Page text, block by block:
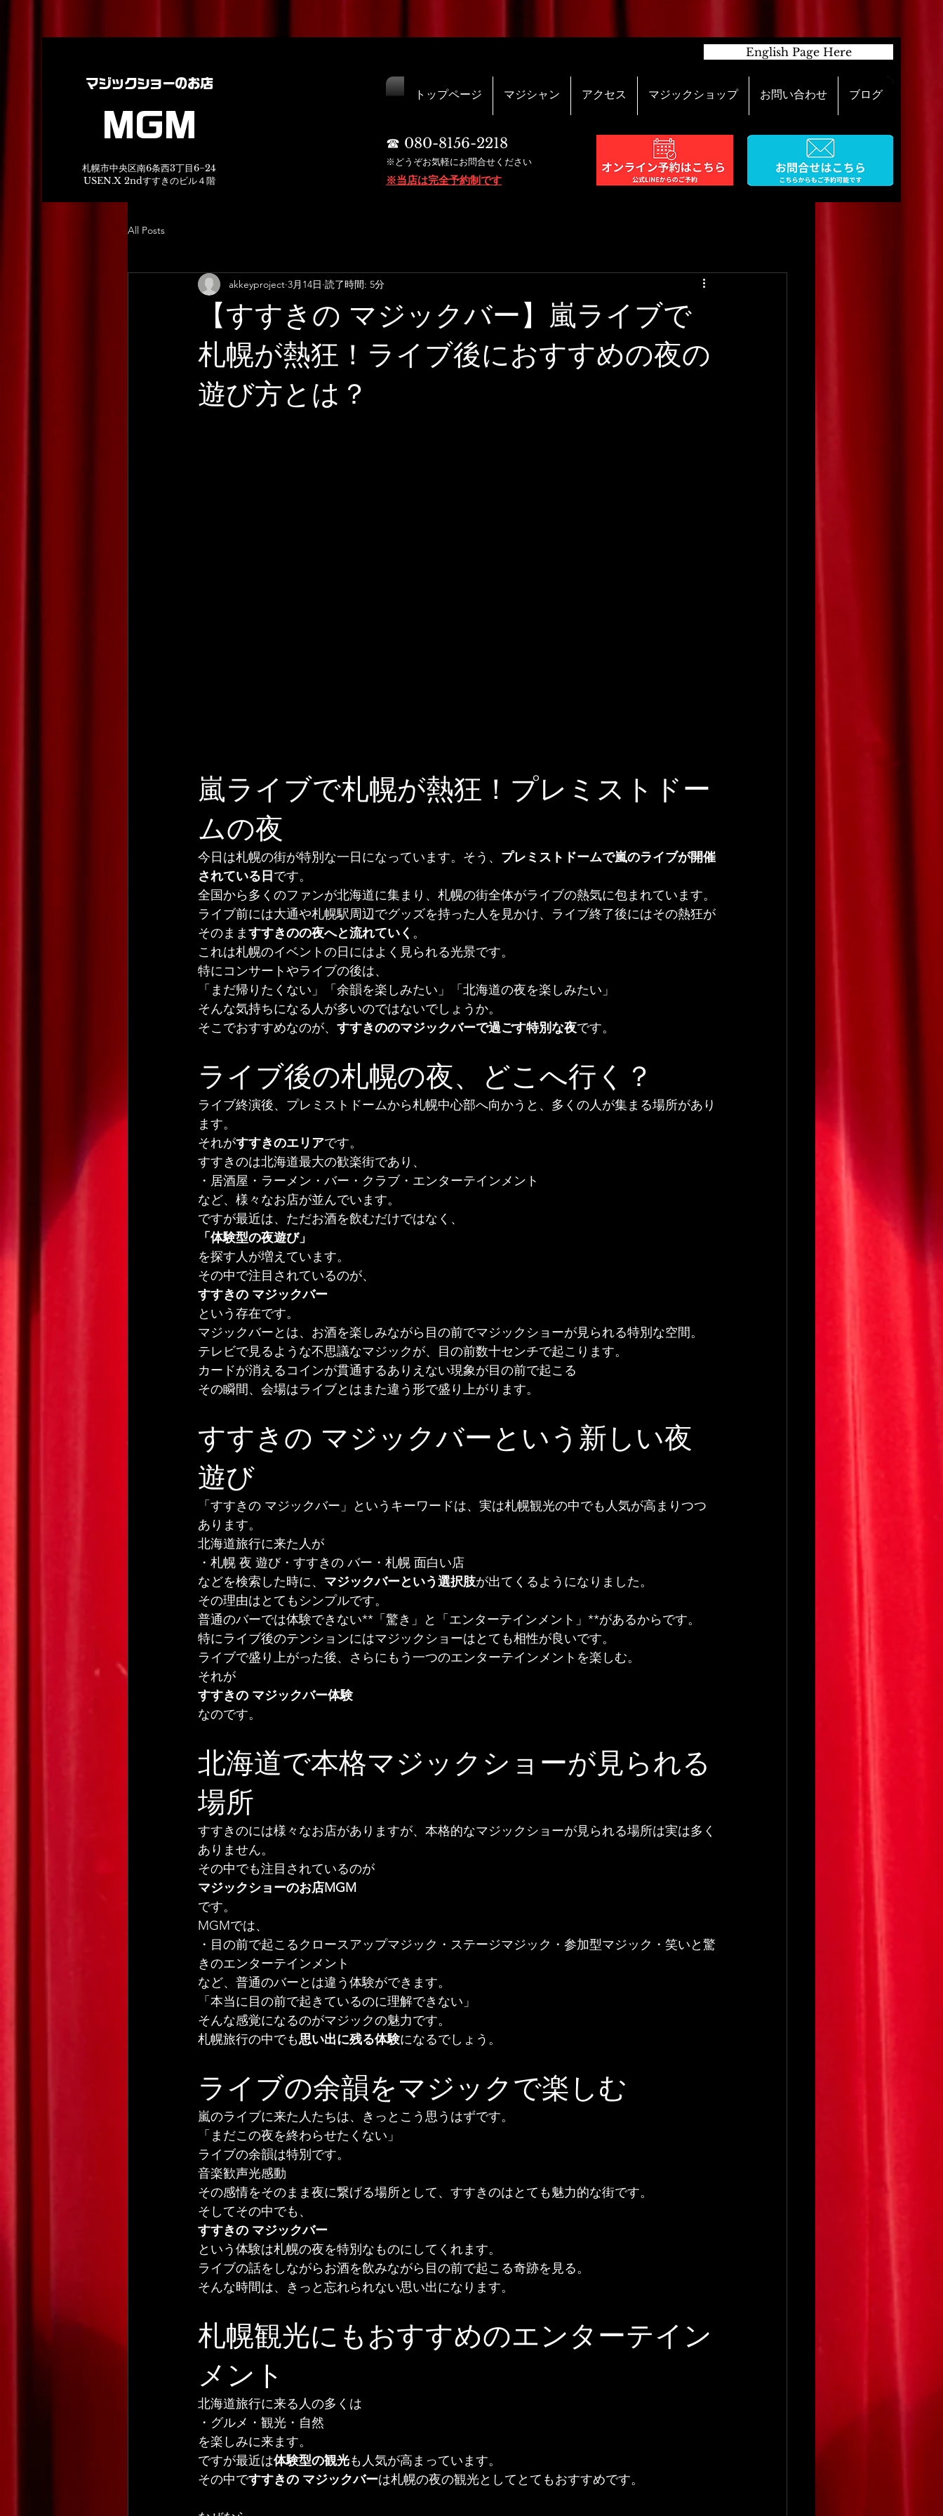
マジックショーのお店
MGM
札幌市中央区南6条西3丁目6−24
USEN.X 2ndすすきのビル４階
English Page Here
トップページ マジシャン アクセス マジックショップ お問い合わせ ブログ
☎︎ 080-8156-2218
※どうぞお気軽にお問合せください
※当店は完全予約制です
All Posts
【すすきの マジックバー】嵐ライブで
札幌が熱狂！ライブ後におすすめの夜の
遊び方とは？
akkeyproject 3月14日 読了時間: 5分
嵐ライブで札幌が熱狂！プレミストドー
ムの夜
今日は札幌の街が特別な一日になっています。そう、 プレミストドームで嵐のライブが開催
されている日 です。
全国から多くのファンが北海道に集まり、札幌の街全体がライブの熱気に包まれています。
ライブ前には大通や札幌駅周辺でグッズを持った人を見かけ、ライブ終了後にはその熱狂が
そのまますすきのの夜へと流れていく 。
これは札幌のイベントの日にはよく見られる光景です。
特にコンサートやライブの後は、
「まだ帰りたくない」「余韻を楽しみたい」「北海道の夜を楽しみたい」
そんな気持ちになる人が多いのではないでしょうか。
そこでおすすめなのが、 すすきののマジックバーで過ごす特別な夜です。
ライブ後の札幌の夜、どこへ行く？
ライブ終演後、プレミストドームから札幌中心部へ向かうと、多くの人が集まる場所があり
ます。
それがすすきのエリアです。
すすきのは北海道最大の歓楽街であり、
・居酒屋・ラーメン・バー・クラブ・エンターテインメント
など、様々なお店が並んでいます。
ですが最近は、ただお酒を飲むだけではなく、
「体験型の夜遊び」
を探す人が増えています。
その中で注目されているのが、
すすきの マジックバー
という存在です。
マジックバーとは、お酒を楽しみながら目の前でマジックショーが見られる特別な空間。
テレビで見るような不思議なマジックが、目の前数十センチで起こります。
カードが消えるコインが貫通するありえない現象が目の前で起こる
その瞬間、会場はライブとはまた違う形で盛り上がります。
すすきの マジックバーという新しい夜
遊び
「すすきの マジックバー」というキーワードは、実は札幌観光の中でも人気が高まりつつ
あります。
北海道旅行に来た人が
・札幌 夜 遊び・すすきの バー・札幌 面白い店
などを検索した時に、 マジックバーという選択肢が出てくるようになりました。
その理由はとてもシンプルです。
普通のバーでは体験できない**「驚き」と「エンターテインメント」**があるからです。
特にライブ後のテンションにはマジックショーはとても相性が良いです。
ライブで盛り上がった後、さらにもう一つのエンターテインメントを楽しむ。
それが
すすきの マジックバー体験
なのです。
北海道で本格マジックショーが見られる
場所
すすきのには様々なお店がありますが、本格的なマジックショーが見られる場所は実は多く
ありません。
その中でも注目されているのが
マジックショーのお店MGM
です。
MGMでは、
・目の前で起こるクロースアップマジック・ステージマジック・参加型マジック・笑いと驚
きのエンターテインメント
など、普通のバーとは違う体験ができます。
「本当に目の前で起きているのに理解できない」
そんな感覚になるのがマジックの魅力です。
札幌旅行の中でも思い出に残る体験になるでしょう。
ライブの余韻をマジックで楽しむ
嵐のライブに来た人たちは、きっとこう思うはずです。
「まだこの夜を終わらせたくない」
ライブの余韻は特別です。
音楽歓声光感動
その感情をそのまま夜に繋げる場所として、すすきのはとても魅力的な街です。
そしてその中でも、
すすきの マジックバー
という体験は札幌の夜を特別なものにしてくれます。
ライブの話をしながらお酒を飲みながら目の前で起こる奇跡を見る。
そんな時間は、きっと忘れられない思い出になります。
札幌観光にもおすすめのエンターテイン
メント
北海道旅行に来る人の多くは
・グルメ・観光・自然
を楽しみに来ます。
ですが最近は体験型の観光も人気が高まっています。
その中ですすきの マジックバーは札幌の夜の観光としてとてもおすすめです。